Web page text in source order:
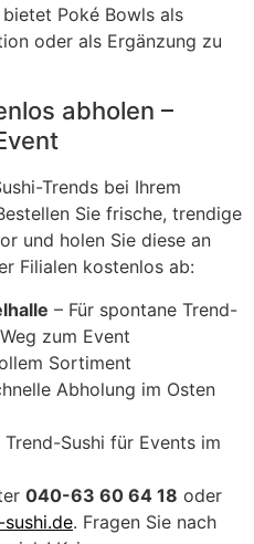
Poké Bowls als
oder als Ergänzung zu
abholen –
Trends bei Ihrem
Sie frische, trendige
und holen Sie diese an
Filialen kostenlos ab:
– Für spontane Trend-
zum Event
Sortiment
Abholung im Osten
Trend-Sushi für Events im
040-63 60 64 18 oder
. Fragen Sie nach